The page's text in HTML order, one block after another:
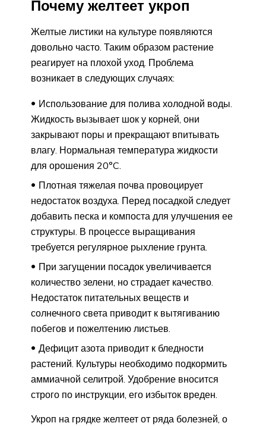
Почему желтеет укроп
Желтые листики на культуре появляются
довольно часто. Таким образом растение
реагирует на плохой уход. Проблема
возникает в следующих случаях:
Использование для полива холодной воды.
Жидкость вызывает шок у корней, они
закрывают поры и прекращают впитывать
влагу. Нормальная температура жидкости
для орошения 20°C.
Плотная тяжелая почва провоцирует
недостаток воздуха. Перед посадкой следует
добавить песка и компоста для улучшения ее
структуры. В процессе выращивания
требуется регулярное рыхление грунта.
При загущении посадок увеличивается
количество зелени, но страдает качество.
Недостаток питательных веществ и
солнечного света приводит к вытягиванию
побегов и пожелтению листьев.
Дефицит азота приводит к бледности
растений. Культуры необходимо подкормить
аммиачной селитрой. Удобрение вносится
строго по инструкции, его избыток вреден.
Укроп на грядке желтеет от ряда болезней, о